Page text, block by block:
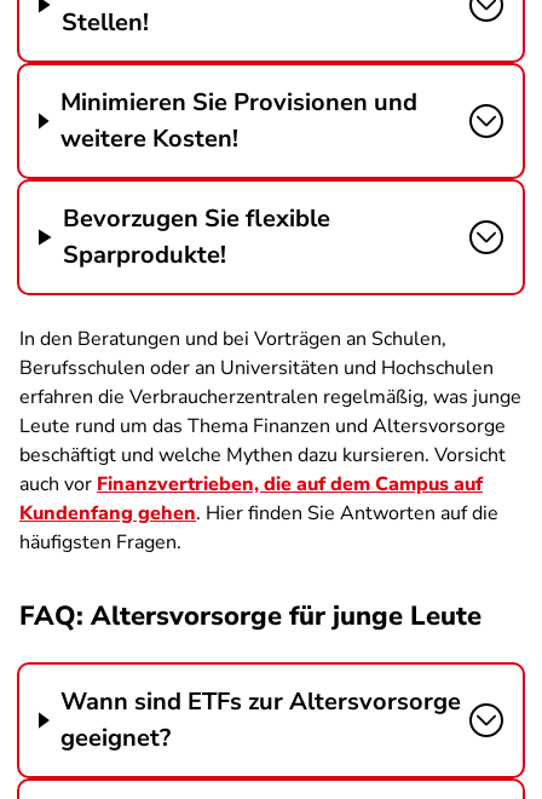
Stellen!
Minimieren Sie Provisionen und
weitere Kosten!
Bevorzugen Sie flexible
Sparprodukte!
In den Beratungen und bei Vorträgen an Schulen,
Berufsschulen oder an Universitäten und Hochschulen
erfahren die Verbraucherzentralen regelmäßig, was junge
Leute rund um das Thema Finanzen und Altersvorsorge
beschäftigt und welche Mythen dazu kursieren. Vorsicht
auch vor Finanzvertrieben, die auf dem Campus auf
Kundenfang gehen. Hier finden Sie Antworten auf die
häufigsten Fragen.
FAQ: Altersvorsorge für junge Leute
Wann sind ETFs zur Altersvorsorge
geeignet?